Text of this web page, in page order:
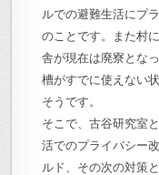
ルでの避難生活にプ
のことです。また村
舎が現在は廃寮とな
槽がすでに使えない
そうです。
そこで、古谷研究室
活でのプライバシー
ルド、その次の対策